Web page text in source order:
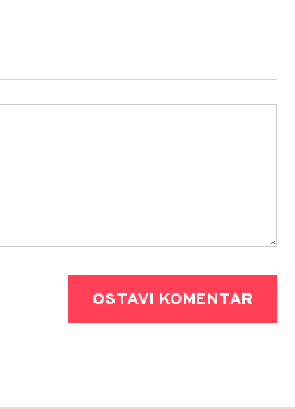
OSTAVI KOMENTAR